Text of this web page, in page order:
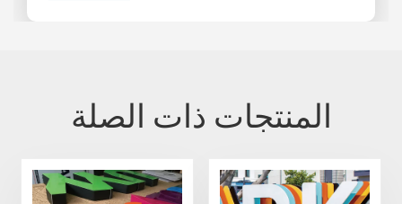
المنتجات ذات الصلة